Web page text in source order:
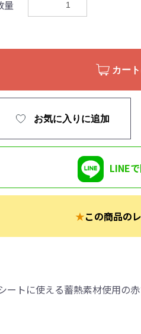
量
カー
お気に入りに追加
LINE
★この商品の
トに使える蓄熱素材使用の